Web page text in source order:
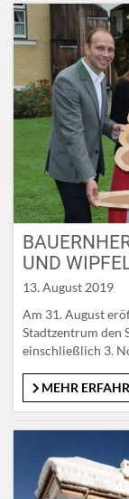
mit Produkten aus
UND
13. August 2019
Am 31. August
Stadtzentrum den
einschließlich 3.
wieder mehr als
kleine
MEHR